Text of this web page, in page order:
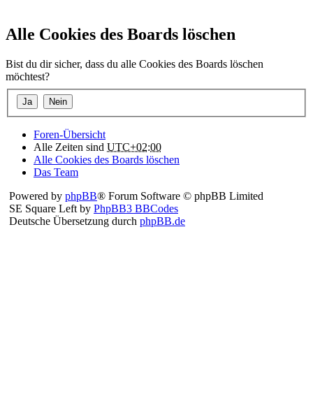
Alle Cookies des Boards löschen
Bist du dir sicher, dass du alle Cookies des Boards löschen
möchtest?
Foren-Übersicht
Alle Zeiten sind UTC+02:00
Alle Cookies des Boards löschen
Das Team
Powered by phpBB® Forum Software © phpBB Limited
SE Square Left by PhpBB3 BBCodes
Deutsche Übersetzung durch phpBB.de